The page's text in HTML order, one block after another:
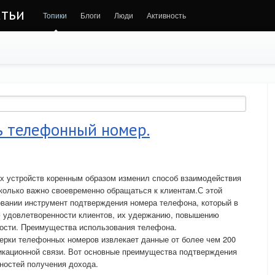
Топики Блоги Люди Активность
телефонный номер.
коренным образом изменил способ взаимодействия
важно своевременно обращаться к клиентам.С этой
инструмент подтверждения номера телефона, который в
клиентов, их удержанию, повышению
Преимущества использования телефона.
телефонных номеров извлекает данные от более чем 200
связи. Вот основные преимущества подтверждения
получения дохода.